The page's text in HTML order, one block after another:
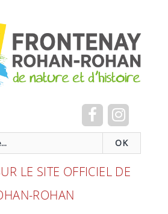
OK
LE SITE OFFICIEL DE
ROHAN